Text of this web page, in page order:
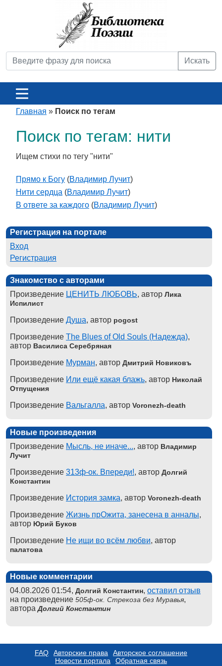
Искать
Главная » Поиск по тегам
Поиск по тегам: нити
Ищем стихи по тегу "нити"
Прямо к Богу (Владимир Лучит)
Нити сердца (Владимир Лучит)
В ответе за каждого (Владимир Лучит)
Регистрация на портале
Вход
Регистрация
Знакомство с авторами
Произведение ЦЕНИТЬ ЛЮБОВЬ, автор Лика
Испилист
Произведение Душа, автор pogost
Произведение The Blues of Old Souls (Надежда),
автор Василиса Серебряная
Произведение Мурман, автор Дмитрий Новиковъ
Произведение Или ещё какая блажь, автор Николай
Отпущения
Произведение Вальгалла, автор Voronezh-death
Новые произведения
Произведение Мысль, не иначе..., автор Владимир
Лучит
Произведение 313ф-ок. Впереди!, автор Долгий
Константин
Произведение История замка, автор Voronezh-death
Произведение Жизнь прОжита, занесена в анналы,
автор Юрий Буков
Произведение Не ищи во всём любви, автор
палатова
Новые комментарии
04.08.2026 01:54, Долгий Константин, оставил отзыв
на произведение 505ф-ок. Стрекоза без Муравья,
автораДолгий Константин
FAQ Авторские права
Авторское соглашение
Новости портала
Обратная связь